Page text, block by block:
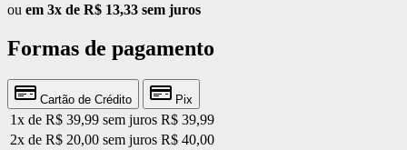
ou em 3x de R$ 13,33 sem juros
Formas de pagamento
Cartão de Crédito Pix
1x de R$ 39,99 sem juros R$ 39,99
2x de R$ 20,00 sem juros R$ 40,00